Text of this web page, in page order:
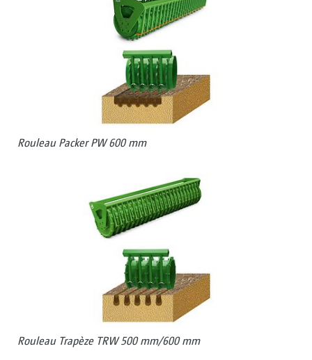
Rouleau Packer PW 600 mm
Rouleau Trapèze TRW 500 mm/600 mm